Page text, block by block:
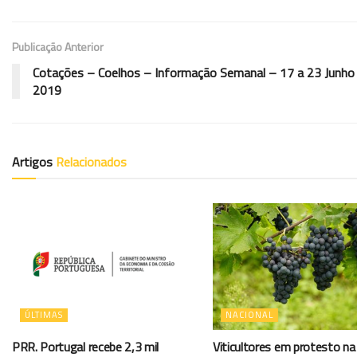
Publicação Anterior
Cotações – Coelhos – Informação Semanal – 17 a 23 Junho
2019
Artigos Relacionados
ÚLTIMAS
PRR. Portugal recebe 2,3 mil
NACIONAL
Viticultores em protesto na